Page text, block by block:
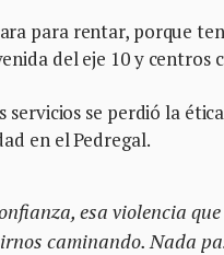
para rentar, porque
del eje 10 y centros
servicios se perdió la
en el Pedregal.
esa violencia
caminando. Nada